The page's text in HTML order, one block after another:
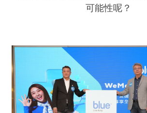
時
事
專
欄
可能性呢？